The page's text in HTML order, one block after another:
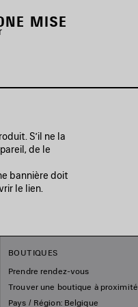
MISE
S’il ne la
de le
bannière doit
le lien.
BOUTIQUES
Prendre rendez-vous
Trouver une boutique à proximité
Pays / Région: Belgique